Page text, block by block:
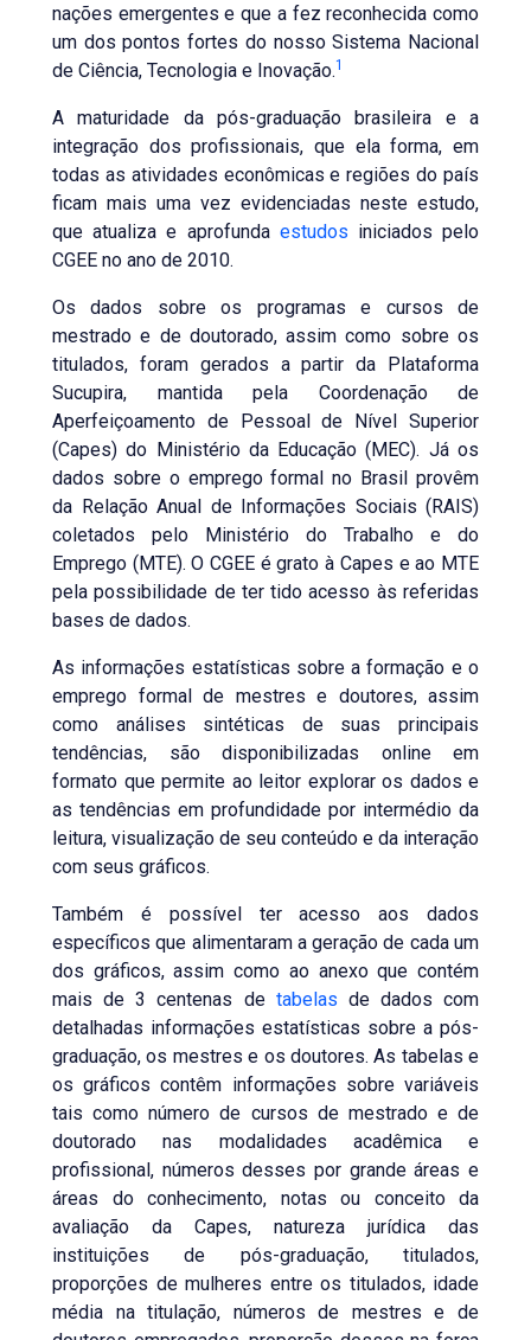
nações emergentes e que a fez reconhecida como
um dos pontos fortes do nosso Sistema Nacional
de Ciência, Tecnologia e Inovação.1
A maturidade da pós-graduação brasileira e a
integração dos profissionais, que ela forma, em
todas as atividades econômicas e regiões do país
ficam mais uma vez evidenciadas neste estudo,
que atualiza e aprofunda estudos iniciados pelo
CGEE no ano de 2010.
Os dados sobre os programas e cursos de
mestrado e de doutorado, assim como sobre os
titulados, foram gerados a partir da Plataforma
Sucupira, mantida pela Coordenação de
Aperfeiçoamento de Pessoal de Nível Superior
(Capes) do Ministério da Educação (MEC). Já os
dados sobre o emprego formal no Brasil provêm
da Relação Anual de Informações Sociais (RAIS)
coletados pelo Ministério do Trabalho e do
Emprego (MTE). O CGEE é grato à Capes e ao MTE
pela possibilidade de ter tido acesso às referidas
bases de dados.
As informações estatísticas sobre a formação e o
emprego formal de mestres e doutores, assim
como análises sintéticas de suas principais
tendências, são disponibilizadas online em
formato que permite ao leitor explorar os dados e
as tendências em profundidade por intermédio da
leitura, visualização de seu conteúdo e da interação
com seus gráficos.
Também é possível ter acesso aos dados
específicos que alimentaram a geração de cada um
dos gráficos, assim como ao anexo que contém
mais de 3 centenas de tabelas de dados com
detalhadas informações estatísticas sobre a pós-
graduação, os mestres e os doutores. As tabelas e
os gráficos contêm informações sobre variáveis
tais como número de cursos de mestrado e de
doutorado nas modalidades acadêmica e
profissional, números desses por grande áreas e
áreas do conhecimento, notas ou conceito da
avaliação da Capes, natureza jurídica das
instituições de pós-graduação, titulados,
proporções de mulheres entre os titulados, idade
média na titulação, números de mestres e de